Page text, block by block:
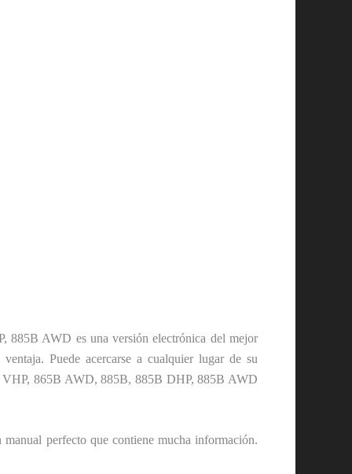
AWD es una versión electrónica del mejor
Puede acercarse a cualquier lugar de su
VHP, 865B AWD, 885B, 885B DHP, 885B AWD
perfecto que contiene mucha información.